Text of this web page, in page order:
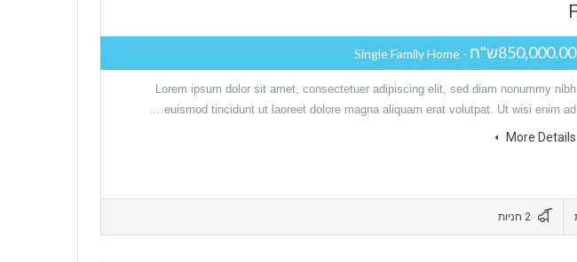
850,000.00ש"ח - Single Family Home
Lorem ipsum dolor sit amet, consectetuer adipiscing elit, sed diam nonummy nibh
euismod tincidunt ut laoreet dolore magna aliquam erat volutpat. Ut wisi enim ad…
More Details